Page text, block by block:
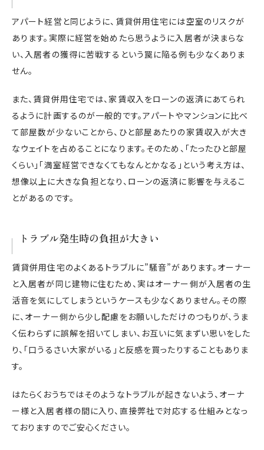
アパート経営と同じように、賃貸併用住宅には空室のリスクが
あります。実際に経営を始めたら思うように入居者が決まらな
い、入居者の獲得に苦戦するという罠に陥る例も少なくありま
せん。
また、賃貸併用住宅では、家賃収入をローンの返済にあてられ
るように計画するのが一般的です。アパートやマンションに比べ
て部屋数が少ないことから、ひと部屋あたりの家賃収入が大き
なウェイトを占めることになります。そのため、「たったひと部屋
くらい」「満室経営できなくてもなんとかなる」という考え方は、
想像以上に大きな負担となり、ローンの返済に影響を与えるこ
とがあるのです。
トラブル発生時の負担が大きい
賃貸併用住宅のよくあるトラブルに”騒音”があります。オーナー
と入居者が同じ建物に住むため、実はオーナー側が入居者の生
活音を気にしてしまうというケースも少なくありません。その際
に、オーナー側から少し配慮をお願いしただけのつもりが、うま
く伝わらずに誤解を招いてしまい、お互いに気まずい思いをした
り、「口うるさい大家がいる」と反感を買ったりすることもありま
す。
はたらくおうちではそのようなトラブルが起きないよう、オーナ
ー様と入居者様の間に入り、直接弊社で対応する仕組みとなっ
ておりますのでご安心ください。